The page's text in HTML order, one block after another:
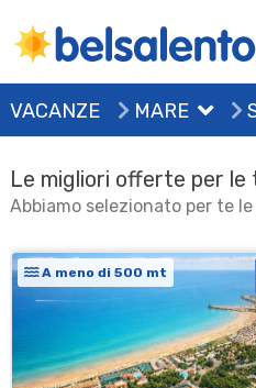
VACANZE MARE
Le migliori offerte per le
Abbiamo selezionato per te
A meno di 500 mt